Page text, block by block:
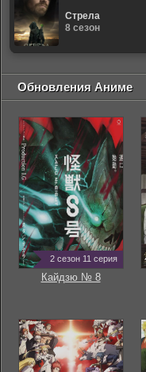
Стрела
8 сезон
Обновления Аниме
2 сезон 11 серия
Кайдзю № 8